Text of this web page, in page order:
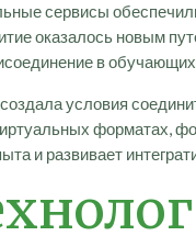
сервисы
оказалось новым
в
условия
форматах,
и развивает